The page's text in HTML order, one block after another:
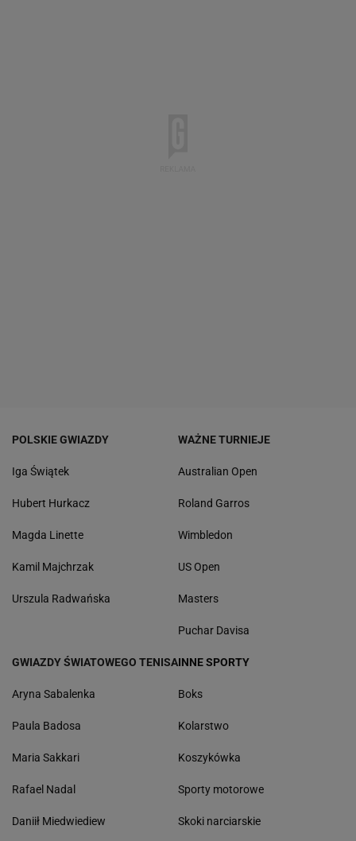
POLSKIE GWIAZDY
Iga Świątek
Hubert Hurkacz
Magda Linette
Kamil Majchrzak
Urszula Radwańska
WAŻNE TURNIEJE
Australian Open
Roland Garros
Wimbledon
US Open
Masters
Puchar Davisa
GWIAZDY ŚWIATOWEGO TENISA
Aryna Sabalenka
Paula Badosa
Maria Sakkari
Rafael Nadal
Daniił Miedwiediew
INNE SPORTY
Boks
Kolarstwo
Koszykówka
Sporty motorowe
Skoki narciarskie